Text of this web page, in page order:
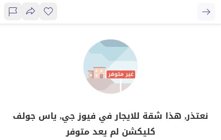
نعتذر, هذا شقة للايجار في فيوز جي, ياس جولف
كليكشن لم يعد متوفر